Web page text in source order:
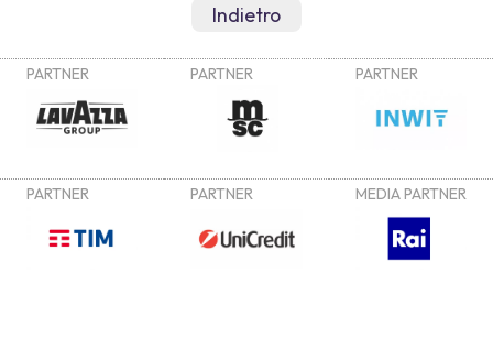
Indietro